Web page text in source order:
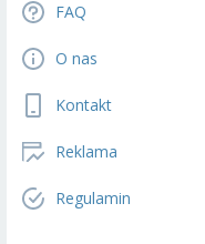
FAQ
O nas
Kontakt
Reklama
Regulamin